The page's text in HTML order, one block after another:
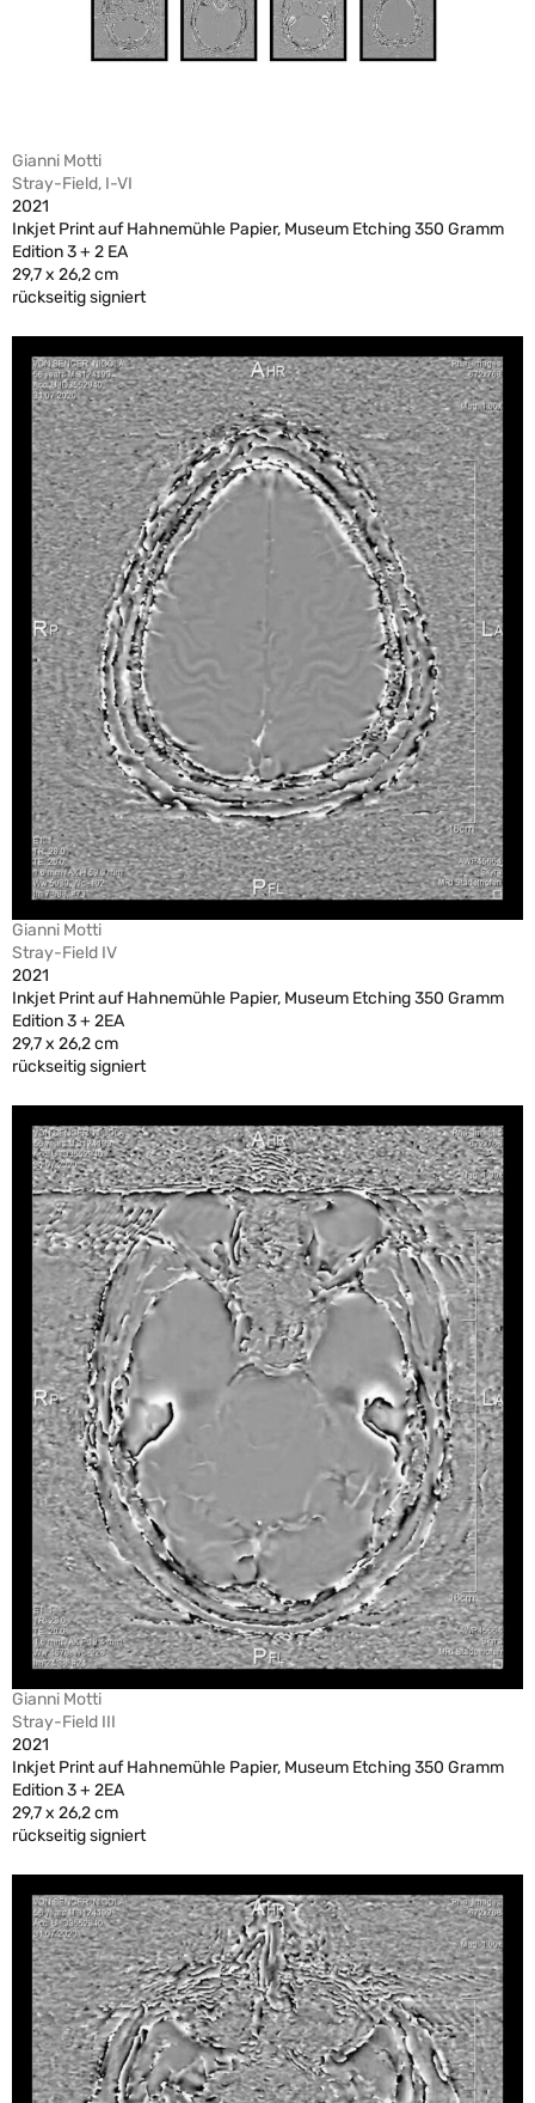
Gianni Motti
Stray-Field, I-VI
2021
Inkjet Print auf Hahnemühle Papier, Museum Etching 350 Gramm
Edition 3 + 2 EA
29,7 x 26,2 cm
rückseitig signiert
Gianni Motti
Stray-Field IV
2021
Inkjet Print auf Hahnemühle Papier, Museum Etching 350 Gramm
Edition 3 + 2EA
29,7 x 26,2 cm
rückseitig signiert
Gianni Motti
Stray-Field III
2021
Inkjet Print auf Hahnemühle Papier, Museum Etching 350 Gramm
Edition 3 + 2EA
29,7 x 26,2 cm
rückseitig signiert